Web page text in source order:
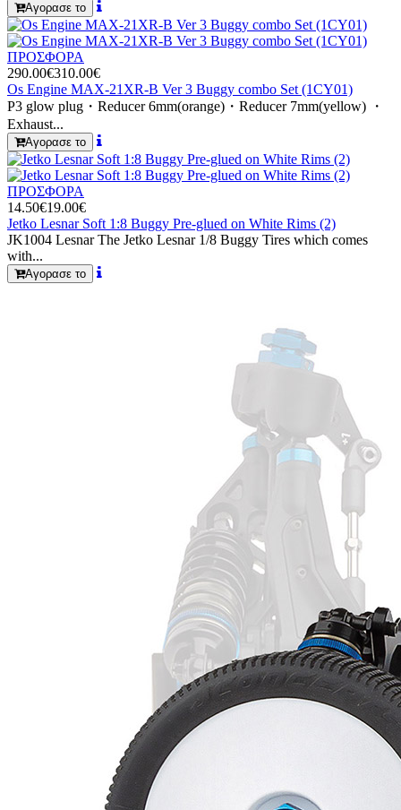
Αγορασε το
ΠΡΟΣΦΟΡΑ
290.00€310.00€
Os Engine MAX-21XR-B Ver 3 Buggy combo Set (1CY01)
P3 glow plug・Reducer 6mm(orange)・Reducer 7mm(yellow) ・
Exhaust...
Αγορασε το
ΠΡΟΣΦΟΡΑ
14.50€19.00€
Jetko Lesnar Soft 1:8 Buggy Pre-glued on White Rims (2)
JK1004 Lesnar The Jetko Lesnar 1/8 Buggy Tires which comes
with...
Αγορασε το